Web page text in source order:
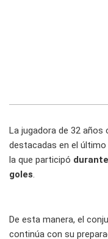
La jugadora de 32
destacadas en el
la que participó
goles.
De esta manera, el
continúa con su